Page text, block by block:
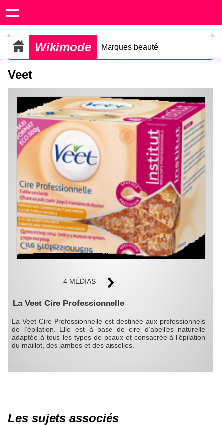
Wikimode Marques beauté
Veet
4 MÉDIAS
La Veet Cire Professionnelle
La Veet Cire Professionnelle est destinée aux professionnels
de l’épilation. Elle est à base de cire d’abeilles naturelle
adaptée à tous les types de peaux et consacrée à l’épilation
du maillot, des jambes et des aisselles.
Les sujets associés